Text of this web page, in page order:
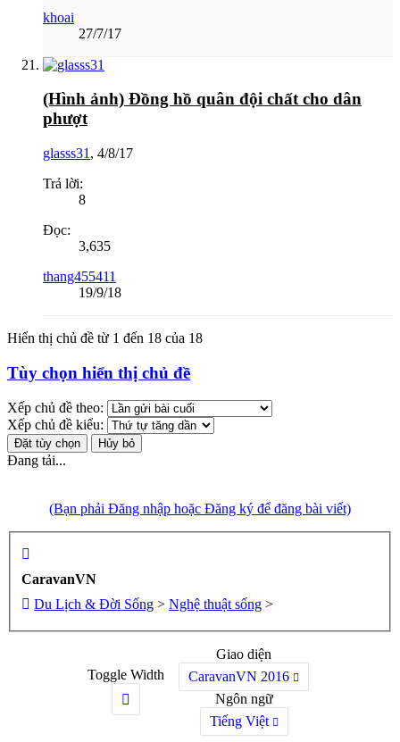
khoai
27/7/17
(Hình ảnh) Đồng hồ quân đội chất cho dân
phượt
glasss31 , 4/8/17
Trả lời:
8
Đọc:
3,635
thang455411
19/9/18
Hiển thị chủ đề từ 1 đến 18 của 18
Tùy chọn hiển thị chủ đề
Xếp chủ đề theo:
Xếp chủ đề kiểu:
Đang tải...
(Bạn phải Đăng nhập hoặc Đăng ký để đăng bài viết)
CaravanVN
Du Lịch & Đời Sống > Nghệ thuật sống >
Toggle Width
Giao diện
CaravanVN 2016
Ngôn ngữ
Tiếng Việt